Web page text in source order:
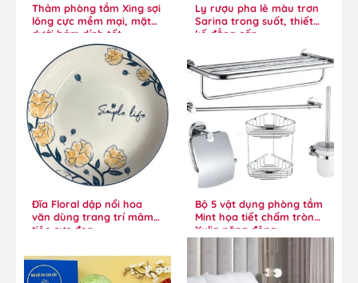
Thảm phòng tắm Xing sợi
lông cực mềm mại, mặt
dưới bám dính tốt
Ly rượu pha lê màu trơn
Sarina trong suốt, thiết
kế đẳng cấp
Đĩa Floral dập nổi hoa
văn dùng trang trí mâm
tiệc cực đẹp
Bộ 5 vật dụng phòng tắm
Mint họa tiết chấm tròn
Xylia năng động